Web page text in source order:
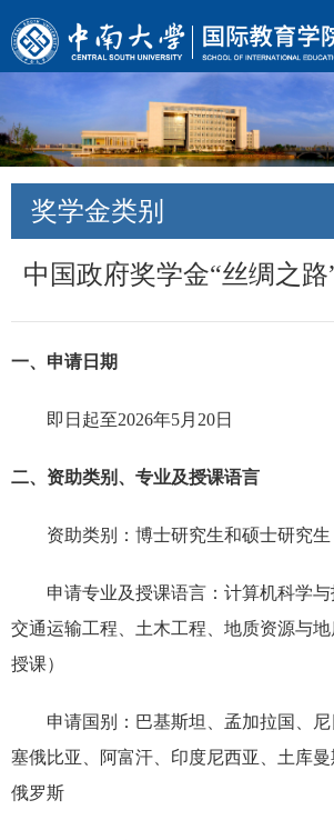
奖学金类别
中国政府奖学金“丝绸之路
一、申请日期
即日起至2026年5月20日
二、资助类别、专业及授课语言
资助类别：博士研究生和硕士研究
申请专业及授课语言：计算机科学与
交通运输工程、土木工程、地质资源与
授课）
申请国别：巴基斯坦、孟加拉国、
塞俄比亚、阿富汗、印度尼西亚、土库曼
俄罗斯